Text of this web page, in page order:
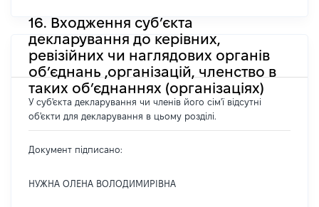
16. Входження суб’єкта
декларування до керівних,
ревізійних чи наглядових органів
об’єднань ,організацій, членство в
таких об’єднаннях (організаціях)
У суб'єкта декларування чи членів його сім'ї відсутні
об'єкти для декларування в цьому розділі.
Документ підписано:
НУЖНА ОЛЕНА ВОЛОДИМИРІВНА